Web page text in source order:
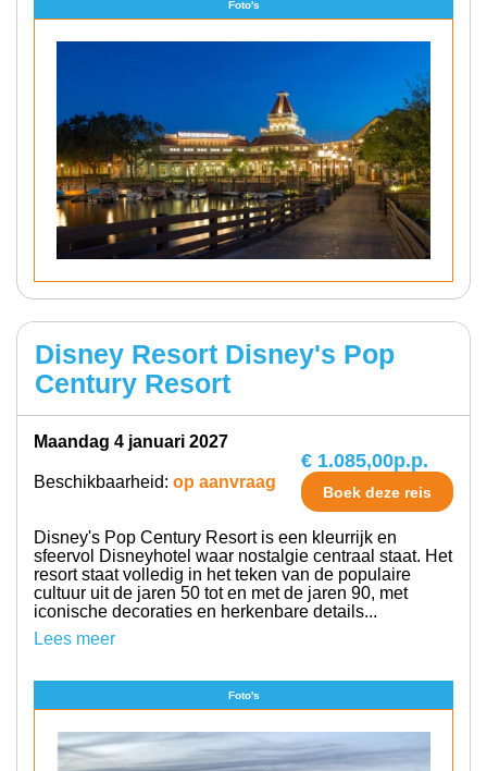
Foto's
Disney Resort Disney's Pop
Century Resort
maandag 4 januari 2027
Beschikbaarheid: op aanvraag
€ 1.085,00p.p.
Boek deze reis
Disney's Pop Century Resort is een kleurrijk en
sfeervol Disneyhotel waar nostalgie centraal staat. Het
resort staat volledig in het teken van de populaire
cultuur uit de jaren 50 tot en met de jaren 90, met
iconische decoraties en herkenbare details...
Lees meer
Foto's